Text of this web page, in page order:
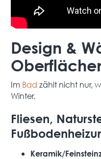
Design &
Im Bad zählt nicht nur,
Winter.
Fliesen,
Keramik/